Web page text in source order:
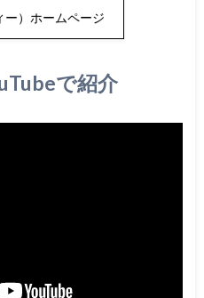
ー）ホームページ
で紹介